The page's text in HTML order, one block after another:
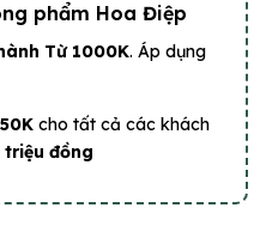
phẩm Hoa Điệp
Từ 1000K. Áp dụng
cho tất cả các khách
triệu đồng